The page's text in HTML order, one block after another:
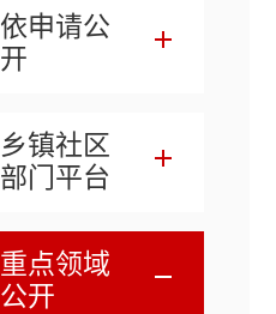
依申请公
开
乡镇社区
部门平台
重点领域
公开